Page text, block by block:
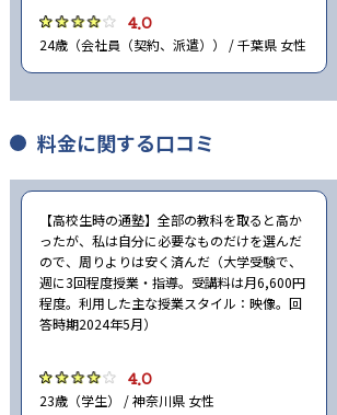
4.0
24歳（会社員（契約、派遣）） / 千葉県 女性
料金に関する口コミ
【高校生時の通塾】全部の教科を取ると高か
ったが、私は自分に必要なものだけを選んだ
ので、周りよりは安く済んだ（大学受験で、
週に3回程度授業・指導。受講料は月6,600円
程度。利用した主な授業スタイル：映像。回
答時期2024年5月）
4.0
23歳（学生） / 神奈川県 女性